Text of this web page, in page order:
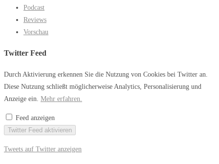
Podcast
Reviews
Vorschau
Twitter Feed
Durch Aktivierung erkennen Sie die Nutzung von Cookies bei Twitter an.
Diese Nutzung schließt möglicherweise Analytics, Personalisierung und
Anzeige ein. Mehr erfahren.
Feed anzeigen
Twitter Feed aktivieren
Tweets auf Twitter anzeigen